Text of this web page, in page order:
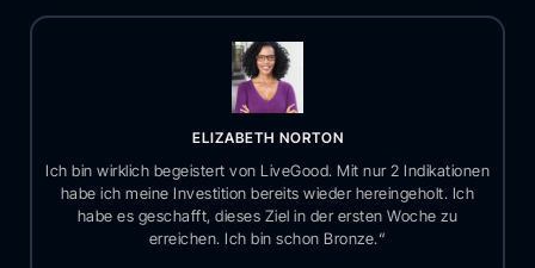
ELIZABETH NORTON
Ich bin wirklich begeistert von LiveGood. Mit nur 2 Indikationen
habe ich meine Investition bereits wieder hereingeholt. Ich
habe es geschafft, dieses Ziel in der ersten Woche zu
erreichen. Ich bin schon Bronze.“